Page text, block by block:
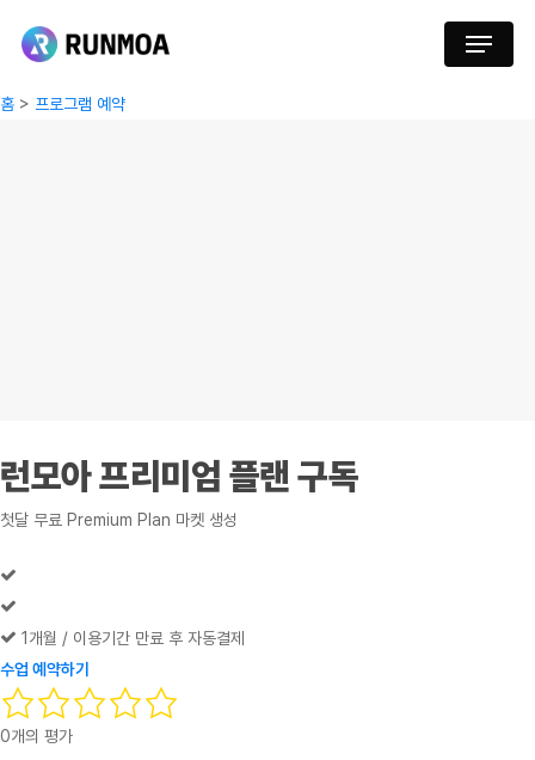
content
Menu
홈 > 프로그램 예약
런모아 프리미엄 플랜 구독
첫달 무료 Premium Plan 마켓 생성
1개월 / 이용기간 만료 후 자동결제
수업 예약하기
0개의 평가